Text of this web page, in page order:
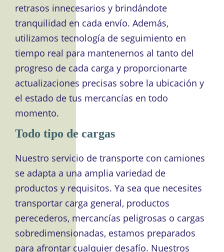
retrasos innecesarios y brindándote
tranquilidad en cada envío. Además,
utilizamos tecnología de seguimiento en
tiempo real para mantenernos al tanto del
progreso de cada carga y proporcionarte
actualizaciones precisas sobre la ubicación y
el estado de tus mercancías en todo
momento.
Todo tipo de cargas
Nuestro servicio de transporte con camiones
se adapta a una amplia variedad de
productos y requisitos. Ya sea que necesites
transportar carga general, productos
perecederos, mercancías peligrosas o cargas
sobredimensionadas, estamos preparados
para afrontar cualquier desafío. Nuestros